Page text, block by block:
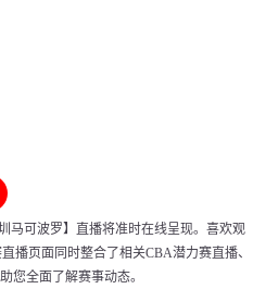
马可波罗】直播将准时在线呈现。喜欢观
播页面同时整合了相关CBA潜力赛直播、
您全面了解赛事动态。